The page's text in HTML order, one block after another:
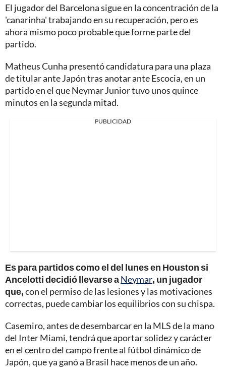
El jugador del Barcelona sigue en la concentración de la
'canarinha' trabajando en su recuperación, pero es
ahora mismo poco probable que forme parte del
partido.
Matheus Cunha presentó candidatura para una plaza
de titular ante Japón tras anotar ante Escocia, en un
partido en el que Neymar Junior tuvo unos quince
minutos en la segunda mitad.
PUBLICIDAD
Es para partidos como el del lunes en Houston si
Ancelotti decidió llevarse aNeymar, un jugador
que,con el permiso de las lesiones y las motivaciones
correctas, puede cambiar los equilibrios con su chispa.
Casemiro, antes de desembarcar en la MLS de la mano
del Inter Miami, tendrá que aportar solidez y carácter
en el centro del campo frente al fútbol dinámico de
Japón, que ya ganó a Brasil hace menos de un año.